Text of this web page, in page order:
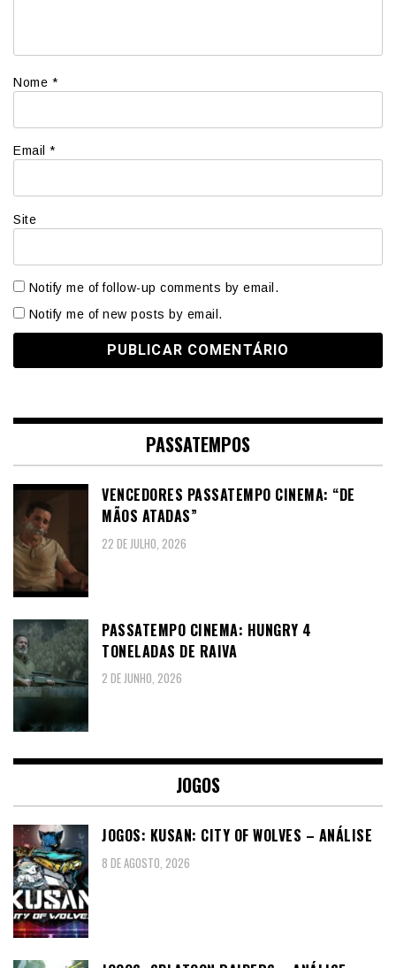
Nome *
Email *
Site
Notify me of follow-up comments by email.
Notify me of new posts by email.
PASSATEMPOS
VENCEDORES PASSATEMPO CINEMA: “DE
MÃOS ATADAS”
22 DE JULHO, 2026
PASSATEMPO CINEMA: HUNGRY 4
TONELADAS DE RAIVA
2 DE JUNHO, 2026
JOGOS
JOGOS: KUSAN: CITY OF WOLVES – ANÁLISE
8 DE AGOSTO, 2026